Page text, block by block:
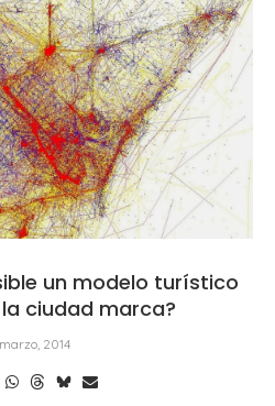
un modelo turístico
ciudad marca?
2014